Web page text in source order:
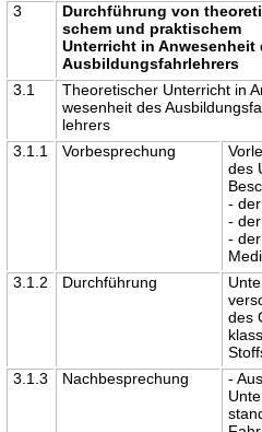
3
Durchführung von
schem und praktischem
Unterricht in Anwesenheit
Ausbildungsfahrlehrers
3.1
Theoretischer Unterricht in
wesenheit des
lehrers
3.1.1
Vorbesprechung
des
-
-
-
3.1.2 Durchführung
des
3.1.3
Nachbesprechung
-